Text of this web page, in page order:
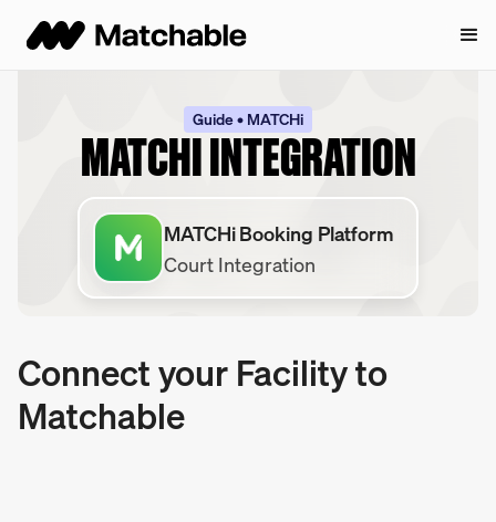
Guide • MATCHi
MATCHI INTEGRATION
MATCHi Booking Platform
Court Integration
Connect your Facility to
Matchable